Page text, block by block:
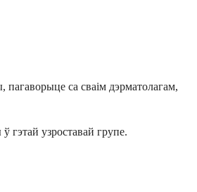
пагаворыце са сваім дэрматолагам,
гэтай узроставай групе.